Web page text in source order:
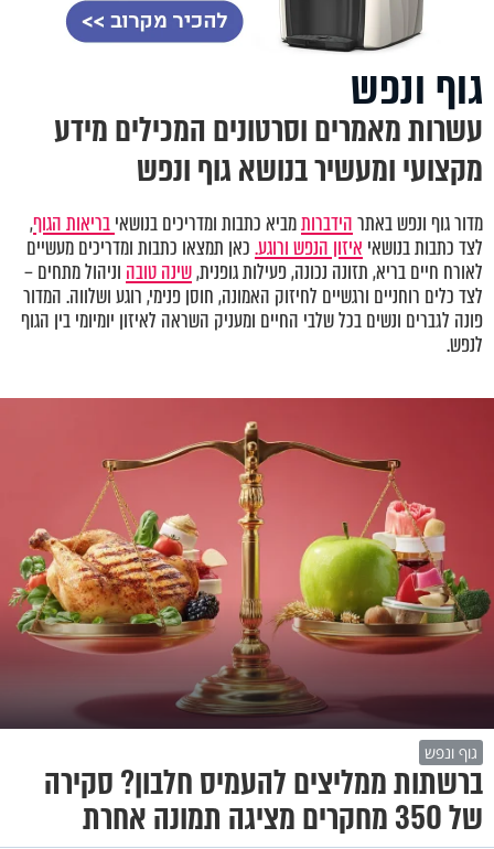
גוף ונפש
עשרות מאמרים וסרטונים המכילים מידע
מקצועי ומעשיר בנושא גוף ונפש
מדור גוף ונפש באתרהידברותמביא כתבות ומדריכים בנושאיבריאות הגוף,
לצד כתבות בנושאי איזון הנפש ורוגע.כאן תמצאו כתבות ומדריכים מעשיים
לאורח חיים בריא, תזונה נכונה, פעילות גופנית,שינה טובה וניהול מתחים –
לצד כלים רוחניים ורגשיים לחיזוק האמונה, חוסן פנימי, רוגע ושלווה. המדור
פונה לגברים ונשים בכל שלבי החיים ומעניק השראה לאיזון יומיומי בין הגוף
לנפש.
גוף ונפש
ברשתות ממליצים להעמיס חלבון? סקירה
של 350 מחקרים מציגה תמונה אחרת